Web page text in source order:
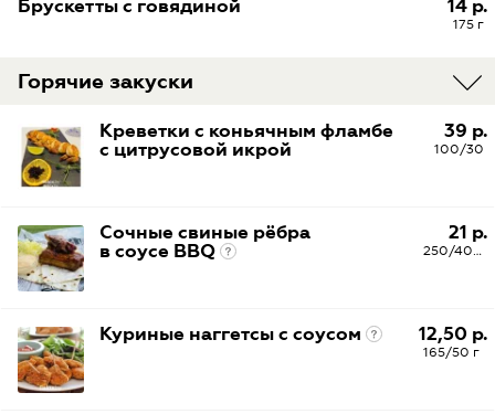
14 р.
175 г
Брускетты с говядиной
Горячие закуски
39 р.
100/30
Креветки с коньячным фламбе
с цитрусовой икрой
21 р.
250/40/30 г
Сочные свиные рёбра
в соусе BBQ
12,50 р.
165/50 г
Куриные наггетсы с соусом